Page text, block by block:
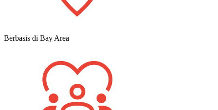
Berbasis di Bay Area